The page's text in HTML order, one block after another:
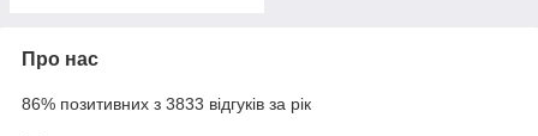
Про нас
86% позитивних з 3833 відгуків за рік